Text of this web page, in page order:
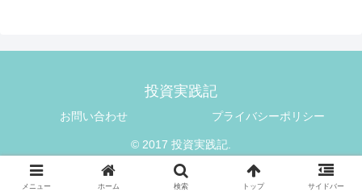
投資実践記
お問い合わせ プライバシーポリシー
© 2017 投資実践記.
メニュー ホーム 検索 トップ サイドバー